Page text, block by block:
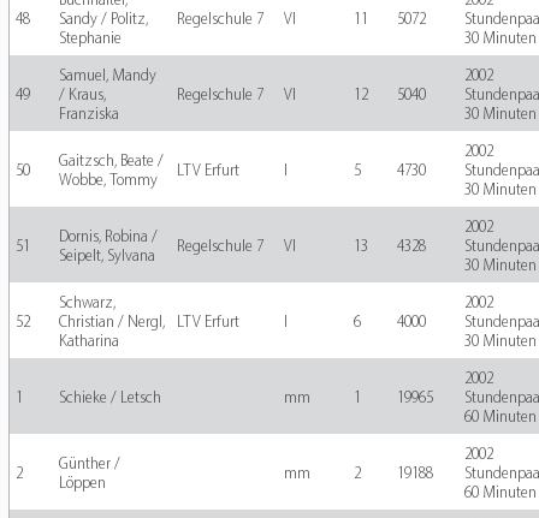
48
Sandy / Politz,
Stephanie
Regelschule 7 VI 5072
30 Minuten
49
Samuel, Mandy
/ Kraus,
Franziska
Regelschule 7 VI 12 5040
2002
30 Minuten
50
Gaitzsch, Beate /
Wobbe, Tommy
LTV Erfurt 5 4730
2002
30 Minuten
51
Dornis, Robina /
Seipelt, Sylvana
Regelschule 7 VI 13 4328
2002
30 Minuten
52
Schwarz,
Christian / Nergl,
Katharina
LTV Erfurt 6 4000
2002
30 Minuten
Schieke / Letsch mm 19965
2002
60 Minuten
2
Günther /
Löppen
mm 2 19188
2002
60 Minuten